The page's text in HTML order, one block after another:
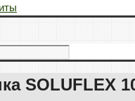
SOLUFLEX